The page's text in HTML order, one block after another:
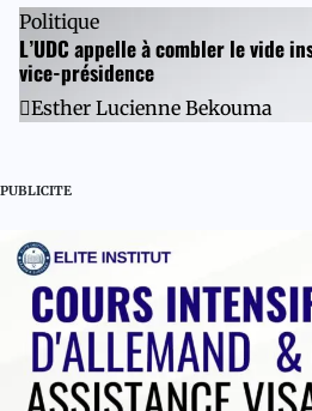
Politique
L’UDC appelle à combler le vide
vice-présidence
Esther Lucienne Bekouma
PUBLICITE